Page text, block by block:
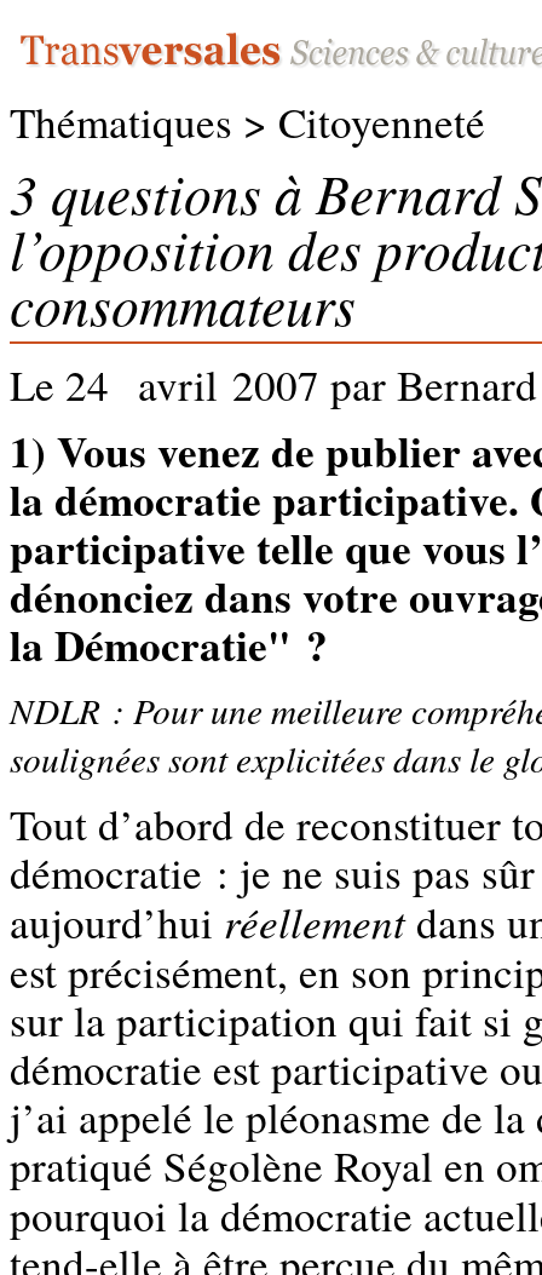
Thématiques > Citoyenneté
3 questions à Bernard
l’opposition des
consommateurs
Le 24 avril 2007 par
1) Vous venez de publier
la démocratie participative.
participative telle que vous
dénonciez dans votre
la Démocratie" ?
NDLR : Pour une meilleure
soulignées sont explicitées dans le
Tout d’abord de reconstituer
démocratie : je ne suis pas
aujourd’hui réellementdans
est précisément, en son
sur la participation qui fait si
démocratie est participative
j’ai appelé le pléonasme de
pratiqué Ségolène Royal en
pourquoi la démocratie